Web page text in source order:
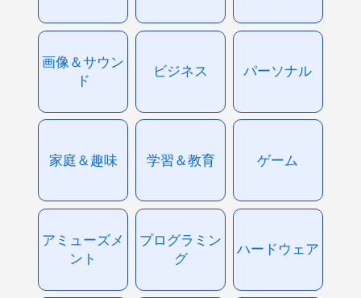
画像＆サウン
ド
ビジネス パーソナル
家庭＆趣味 学習＆教育 ゲーム
アミューズメ
ント
プログラミン
グ
ハードウェア